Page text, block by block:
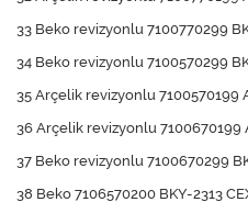
33 Beko revizyonlu 7100770299
34 Beko revizyonlu 7100570299
35 Arçelik revizyonlu 7100570199
36 Arçelik revizyonlu 7100670199
37 Beko revizyonlu 7100670299
38 Beko 7106570200 BKY-2313